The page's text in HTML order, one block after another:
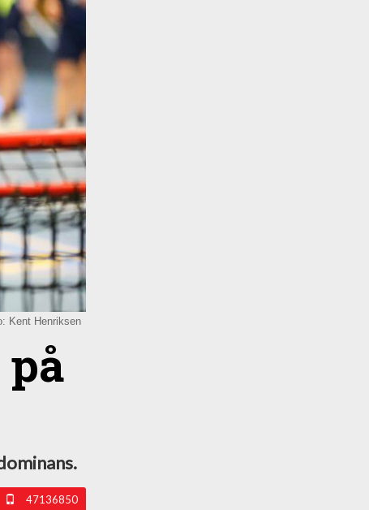
Kent Henriksen
47136850